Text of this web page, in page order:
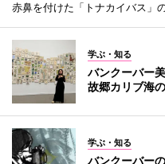
赤鼻を付けた「トナカイバス」
学ぶ・知る
バンクーバー
故郷カリブ海
学ぶ・知る
バンクーバー